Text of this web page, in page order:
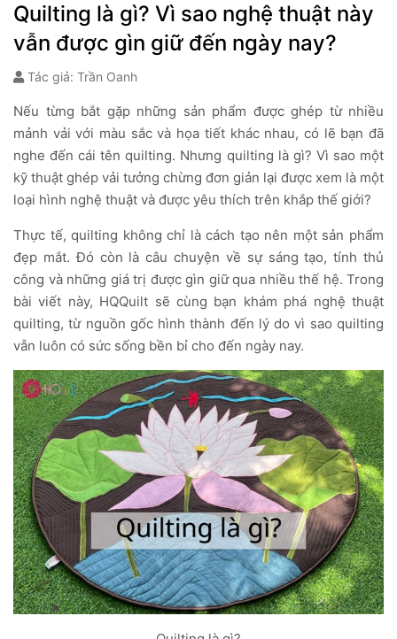
Quilting là gì? Vì sao nghệ thuật này
vẫn được gìn giữ đến ngày nay?
Tác giả: Trần Oanh
Nếu từng bắt gặp những sản phẩm được ghép từ nhiều
mảnh vải với màu sắc và họa tiết khác nhau, có lẽ bạn đã
nghe đến cái tên quilting. Nhưng quilting là gì? Vì sao một
kỹ thuật ghép vải tưởng chừng đơn giản lại được xem là một
loại hình nghệ thuật và được yêu thích trên khắp thế giới?
Thực tế, quilting không chỉ là cách tạo nên một sản phẩm
đẹp mắt. Đó còn là câu chuyện về sự sáng tạo, tính thủ
công và những giá trị được gìn giữ qua nhiều thế hệ. Trong
bài viết này, HQQuilt sẽ cùng bạn khám phá nghệ thuật
quilting, từ nguồn gốc hình thành đến lý do vì sao quilting
vẫn luôn có sức sống bền bỉ cho đến ngày nay.